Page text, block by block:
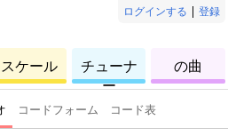
ログインする | 登録
ウ
ク
レ
レ
スケール
ク
レ
レ
チューナ
ー
ク
レ
の曲
コードフォーム コード表